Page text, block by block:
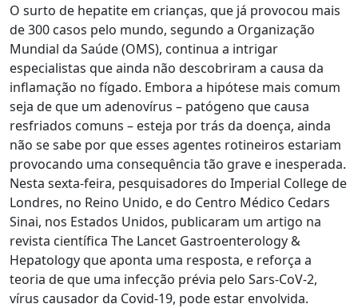
O surto de hepatite em crianças, que já provocou mais
de 300 casos pelo mundo, segundo a Organização
Mundial da Saúde (OMS), continua a intrigar
especialistas que ainda não descobriram a causa da
inflamação no fígado. Embora a hipótese mais comum
seja de que um adenovírus – patógeno que causa
resfriados comuns – esteja por trás da doença, ainda
não se sabe por que esses agentes rotineiros estariam
provocando uma consequência tão grave e inesperada.
Nesta sexta-feira, pesquisadores do Imperial College de
Londres, no Reino Unido, e do Centro Médico Cedars
Sinai, nos Estados Unidos, publicaram um artigo na
revista científica The Lancet Gastroenterology &
Hepatology que aponta uma resposta, e reforça a
teoria de que uma infecção prévia pelo Sars-CoV-2,
vírus causador da Covid-19, pode estar envolvida.